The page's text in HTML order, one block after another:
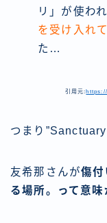
リ」が使わ
を受け入れ
た…
引用元:
つまり
友希那さんが傷付
る場所。って意